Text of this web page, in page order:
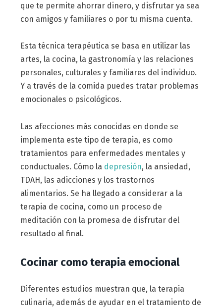
que te permite ahorrar dinero, y disfrutar ya sea
con amigos y familiares o por tu misma cuenta.
Esta técnica terapéutica se basa en utilizar las
artes, la cocina, la gastronomía y las relaciones
personales, culturales y familiares del individuo.
Y a través de la comida puedes tratar problemas
emocionales o psicológicos.
Las afecciones más conocidas en donde se
implementa este tipo de terapia, es como
tratamientos para enfermedades mentales y
conductuales. Cómo la depresión, la ansiedad,
TDAH, las adicciones y los trastornos
alimentarios. Se ha llegado a considerar a la
terapia de cocina, como un proceso de
meditación con la promesa de disfrutar del
resultado al final.
Cocinar como terapia emocional
Diferentes estudios muestran que, la terapia
culinaria, además de ayudar en el tratamiento de